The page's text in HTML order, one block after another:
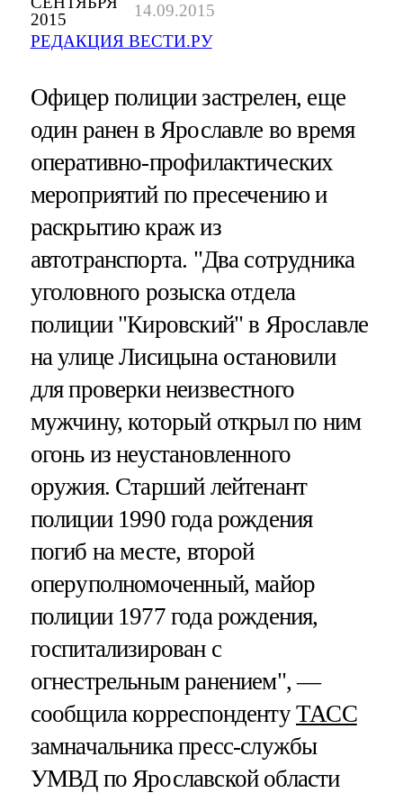
2015
14.09.2015
РЕДАКЦИЯ ВЕСТИ.РУ
Офицер полиции застрелен, еще
один ранен в Ярославле во время
оперативно-профилактических
мероприятий по пресечению и
раскрытию краж из
автотранспорта. "Два сотрудника
уголовного розыска отдела
полиции "Кировский" в Ярославле
на улице Лисицына остановили
для проверки неизвестного
мужчину, который открыл по ним
огонь из неустановленного
оружия. Старший лейтенант
полиции 1990 года рождения
погиб на месте, второй
оперуполномоченный, майор
полиции 1977 года рождения,
госпитализирован с
огнестрельным ранением", —
сообщила корреспондентуТАСС
замначальника пресс-службы
УМВД по Ярославской области